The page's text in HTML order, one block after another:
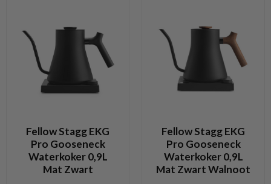
Fellow Stagg EKG
Pro Gooseneck
Waterkoker 0,9L
Mat Zwart
Fellow Stagg EKG
Pro Gooseneck
Waterkoker 0,9L
Mat Zwart Walnoot